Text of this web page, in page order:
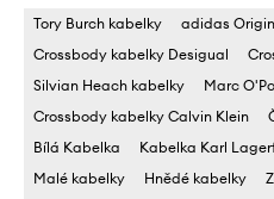
Tory Burch kabelky
adidas
Crossbody kabelky Desigual
Silvian Heach kabelky
Marc
Crossbody kabelky Calvin Klein
Bílá Kabelka
Kabelka Karl
Malé kabelky
Hnědé kabelky